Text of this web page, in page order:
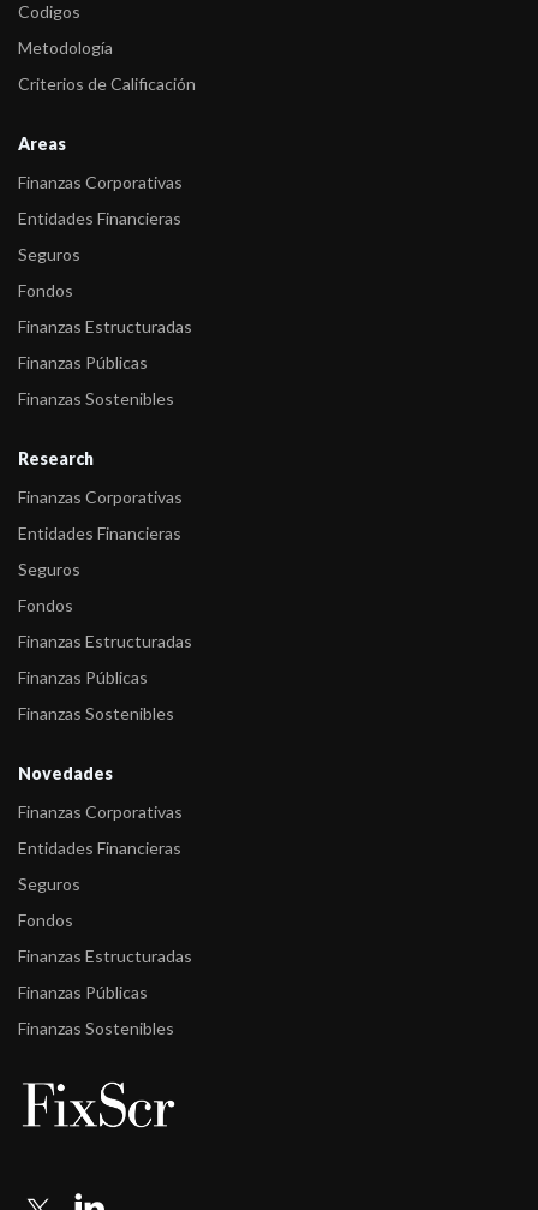
Codigos
Metodología
Criterios de Calificación
Areas
Finanzas Corporativas
Entidades Financieras
Seguros
Fondos
Finanzas Estructuradas
Finanzas Públicas
Finanzas Sostenibles
Research
Finanzas Corporativas
Entidades Financieras
Seguros
Fondos
Finanzas Estructuradas
Finanzas Públicas
Finanzas Sostenibles
Novedades
Finanzas Corporativas
Entidades Financieras
Seguros
Fondos
Finanzas Estructuradas
Finanzas Públicas
Finanzas Sostenibles